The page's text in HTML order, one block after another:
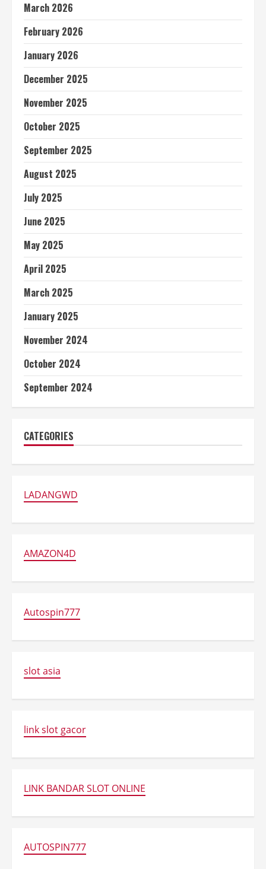
March 2026
February 2026
January 2026
December 2025
November 2025
October 2025
September 2025
August 2025
July 2025
June 2025
May 2025
April 2025
March 2025
January 2025
November 2024
October 2024
September 2024
CATEGORIES
LADANGWD
AMAZON4D
Autospin777
slot asia
link slot gacor
LINK BANDAR SLOT ONLINE
AUTOSPIN777